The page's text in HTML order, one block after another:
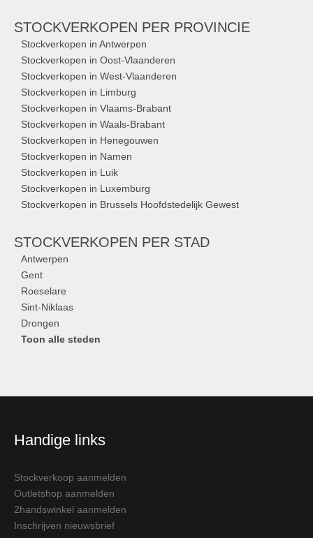
STOCKVERKOPEN PER PROVINCIE
Stockverkopen in Antwerpen
Stockverkopen in Oost-Vlaanderen
Stockverkopen in West-Vlaanderen
Stockverkopen in Limburg
Stockverkopen in Vlaams-Brabant
Stockverkopen in Waals-Brabant
Stockverkopen in Henegouwen
Stockverkopen in Namen
Stockverkopen in Luik
Stockverkopen in Luxemburg
Stockverkopen in Brussels Hoofdstedelijk Gewest
STOCKVERKOPEN PER STAD
Antwerpen
Gent
Roeselare
Sint-Niklaas
Drongen
Toon alle steden
Handige links
Stockverkoop aanmelden
Outletshop aanmelden
2handswinkel aanmelden
Inschrijven nieuwsbrief